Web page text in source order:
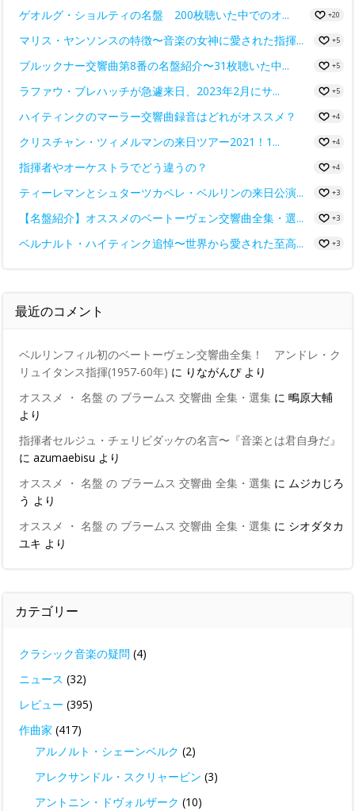
ゲオルグ・ショルティの名盤 200枚聴いた中でのオ... +20
マリス・ヤンソンスの特徴〜音楽の女神に愛された指揮... +5
ブルックナー交響曲第8番の名盤紹介〜31枚聴いた中... +5
ラファウ・ブレハッチが急遽来日、2023年2月にサ... +5
ハイティンクのマーラー交響曲録音はどれがオススメ？ +4
クリスチャン・ツィメルマンの来日ツアー2021！1... +4
指揮者やオーケストラでどう違うの？ +4
ティーレマンとシュターツカペレ・ベルリンの来日公演... +3
【名盤紹介】オススメのベートーヴェン交響曲全集・選... +3
ベルナルト・ハイティンク追悼〜世界から愛された至高... +3
最近のコメント
ベルリンフィル初のベートーヴェン交響曲全集！ アンドレ・ク
リュイタンス指揮(1957-60年) に りながんぴより
オススメ ・ 名盤 の ブラームス 交響曲 全集・選集 に 鴫原大輔
より
指揮者セルジュ・チェリビダッケの名言〜『音楽とは君自身だ』
に azumaebisu より
オススメ ・ 名盤 の ブラームス 交響曲 全集・選集 に ムジカじろ
う より
オススメ ・ 名盤 の ブラームス 交響曲 全集・選集 に シオダタカ
ユキ より
カテゴリー
クラシック音楽の疑問 (4)
ニュース (32)
レビュー (395)
作曲家 (417)
アルノルト・シェーンベルク (2)
アレクサンドル・スクリャービン (3)
アントニン・ドヴォルザーク (10)